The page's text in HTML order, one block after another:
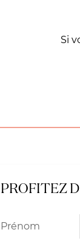
Si
PROFITEZ
Prénom